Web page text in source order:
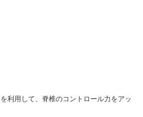
利用して、脊椎のコントロール力をアッ